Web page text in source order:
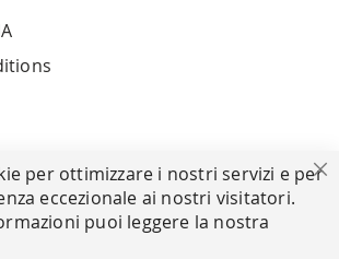
SECURE PAYMENTS
per ottimizzare i nostri servizi e per
eccezionale ai nostri visitatori.
puoi leggere la nostra